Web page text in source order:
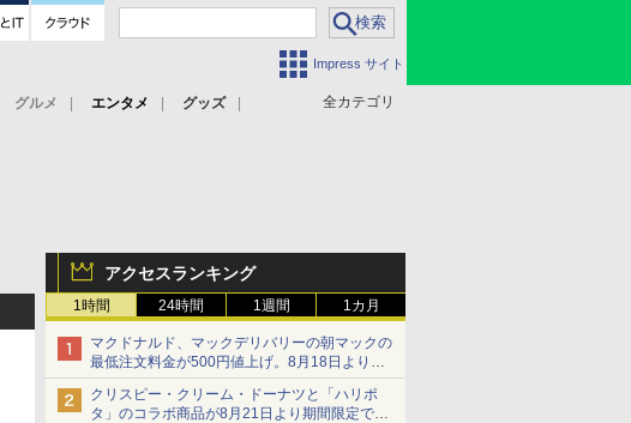
Impress サイト
全カテゴリ
グルメ エンタメ
グッズ
アクセスランキング
1時間 24時間 1週間 1カ月
マクドナルド、マックデリバリーの朝マックの
最低注文料金が500円値上げ。8月18日より
1,500円から受付
クリスピー・クリーム・ドーナツと「ハリポ
タ」のコラボ商品が8月21日より期間限定で発